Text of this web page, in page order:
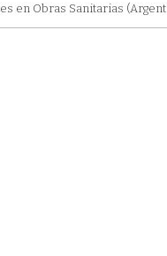
en Obras Sanitarias